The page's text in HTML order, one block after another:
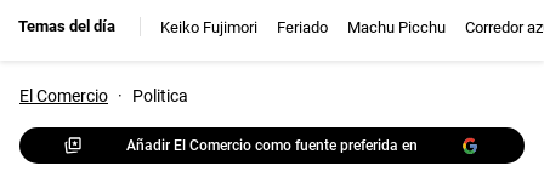
Temas del día Keiko Fujimori Feriado Machu Picchu Corredor
El Comercio · Politica
Añadir El Comercio como fuente preferida en